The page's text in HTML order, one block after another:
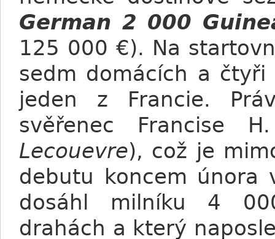
German 2 000
125 000 €). Na
sedm domácích a
jeden z Francie.
svěřenec Francise
Lecouevre), což je
debutu koncem
dosáhl milníku 4
drahách a který